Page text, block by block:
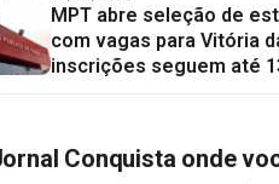
MPT abre seleção de
com vagas para Vitória
inscrições seguem até
Conquista onde